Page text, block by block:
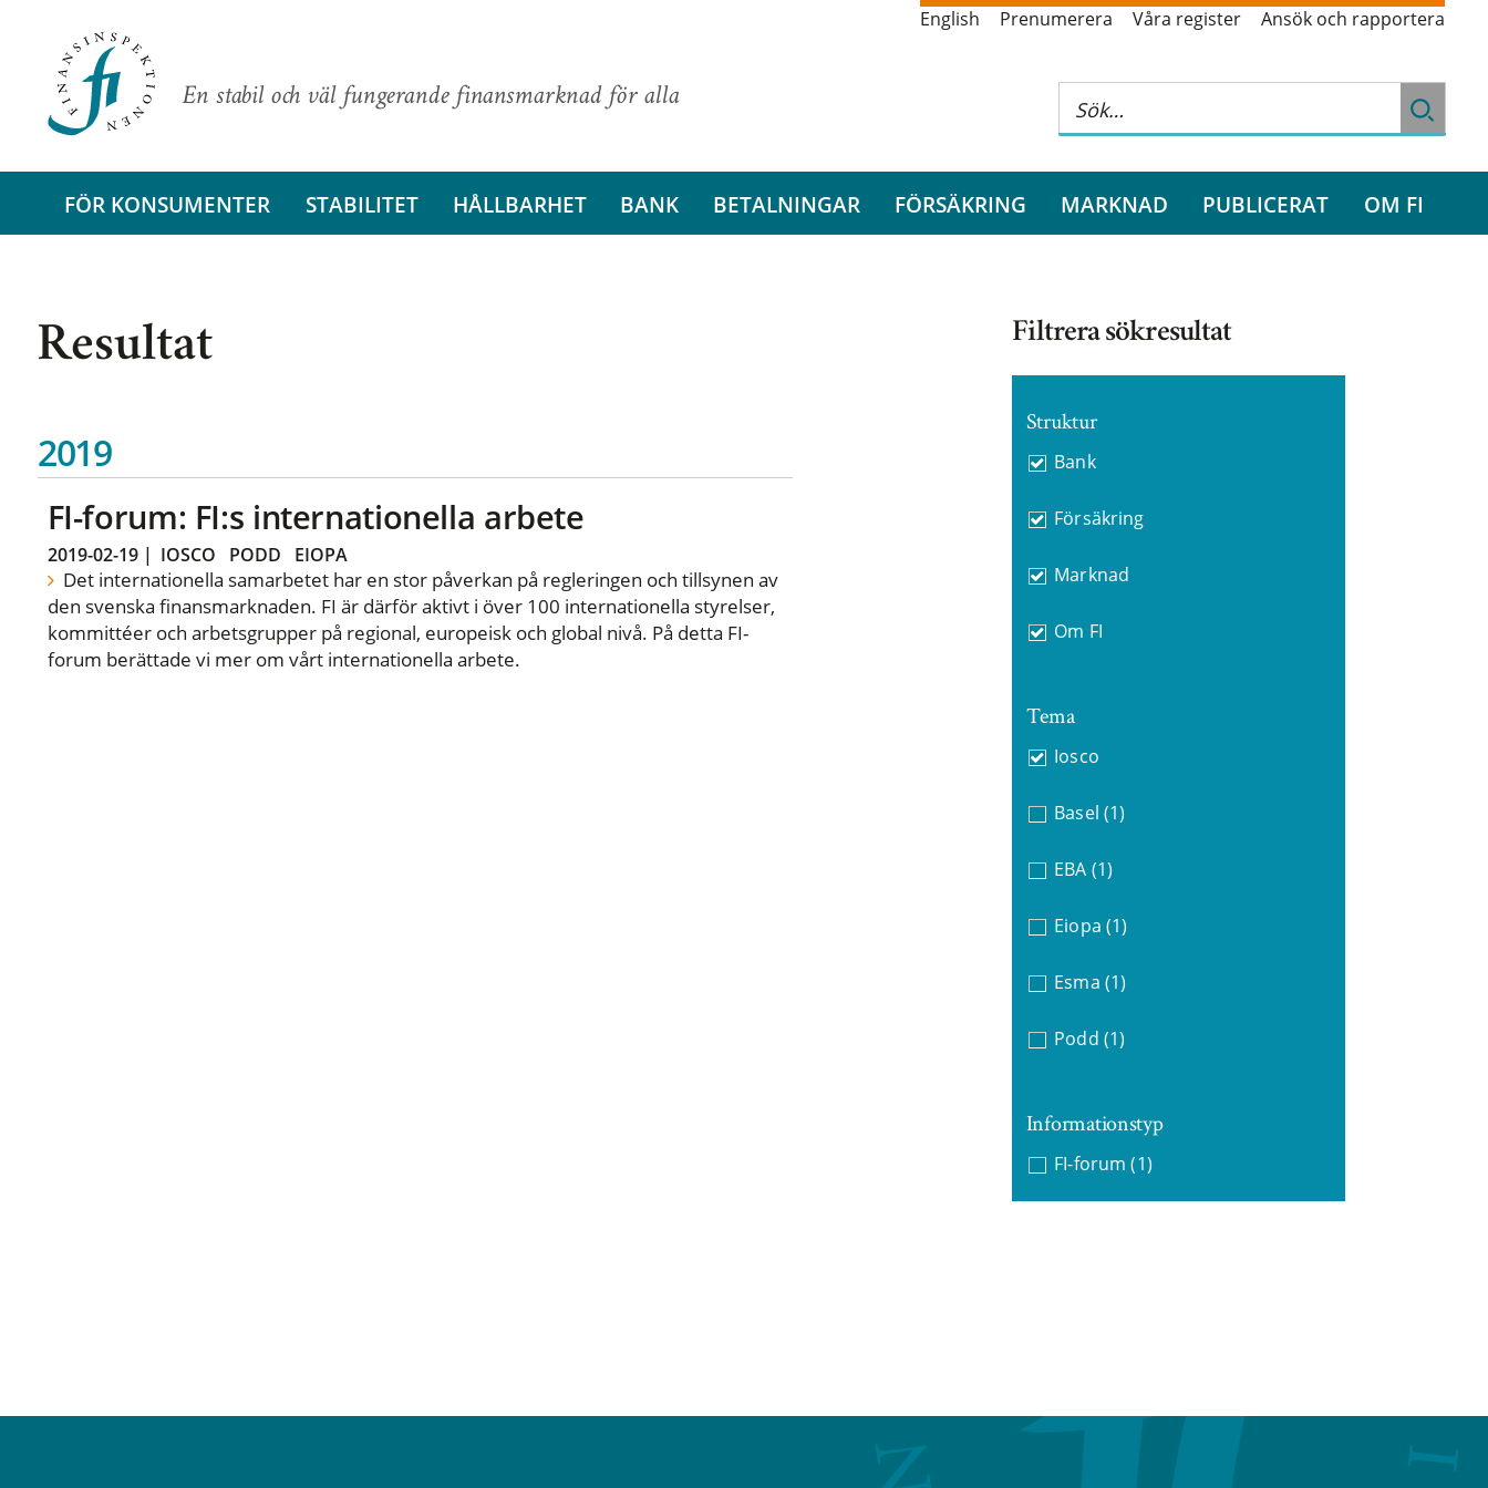
En stabil och väl fungerande finansmarknad för alla
English Prenumerera Våra register Ansök och rapportera
FÖR KONSUMENTER STABILITET HÅLLBARHET BANK BETALNINGAR FÖRSÄKRING MARKNAD PUBLICERAT OM FI
Resultat
2019
FI-forum: FI:s internationella arbete
2019-02-19| IOSCO PODD EIOPA
Det internationella samarbetet har en stor påverkan på regleringen och tillsynen av
den svenska finansmarknaden. FI är därför aktivt i över 100 internationella styrelser,
kommittéer och arbetsgrupper på regional, europeisk och global nivå. På detta FI-
forum berättade vi mer om vårt internationella arbete.
Filtrera sökresultat
Struktur
Bank
Försäkring
Marknad
Om FI
Tema
Iosco
Basel (1)
EBA (1)
Eiopa (1)
Esma (1)
Podd (1)
Informationstyp
FI-forum (1)